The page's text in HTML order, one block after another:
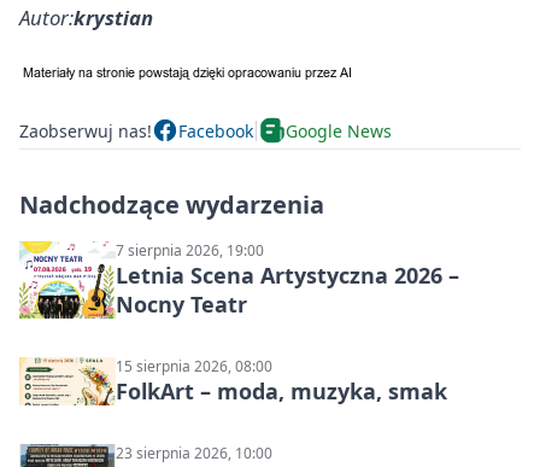
Autor:krystian
Zaobserwuj nas! Facebook Google News
Nadchodzące wydarzenia
7 sierpnia 2026, 19:00
Letnia Scena Artystyczna 2026 –
Nocny Teatr
15 sierpnia 2026, 08:00
FolkArt – moda, muzyka, smak
23 sierpnia 2026, 10:00